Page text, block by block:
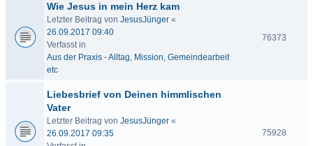
Wie Jesus in mein Herz kam
Letzter Beitrag von JesusJünger «
26.09.2017 09:40
Verfasst in
Aus der Praxis - Alltag, Mission, Gemeindearbeit
etc
76373
Liebesbrief von Deinen himmlischen
Vater
Letzter Beitrag von JesusJünger «
26.09.2017 09:35
75928